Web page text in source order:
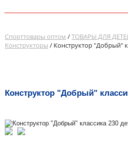
Спорттовары оптом /ТОВАРЫ ДЛЯ
Конструкторы / Конструктор "Добрый"
Конструктор "Добрый"